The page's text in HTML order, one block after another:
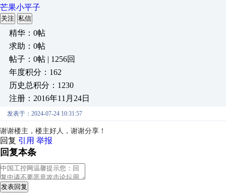
芒果小平子
关注 私信
精华：0帖
求助：0帖
帖子：0帖 | 1256回
年度积分：162
历史总积分：1230
注册：2016年11月24日
发表于：2024-07-24 10:31:57
谢谢楼主，楼主好人，谢谢分享！
回复 引用 举报
回复本条
发表回复